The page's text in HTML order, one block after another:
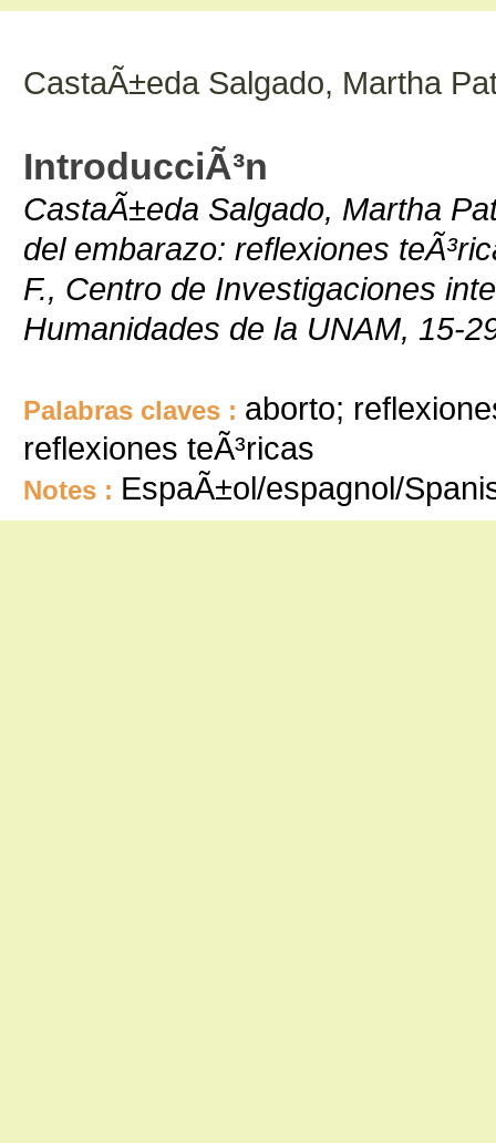
CastaÃ±eda Salgado, Martha
IntroducciÃ³n
CastaÃ±eda Salgado, Martha
del embarazo: reflexiones
F., Centro de Investigaciones
Humanidades de la UNAM, 15-
Palabras claves : aborto;
reflexiones teÃ³ricas
Notes : EspaÃ±ol/espagnol/